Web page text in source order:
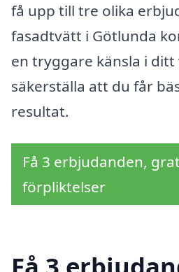
få upp till tre olika
fasadtvätt i Götlunda
en tryggare känsla i ditt
säkerställa att du får
resultat.
Få 3 erbjudanden,
förpliktelser